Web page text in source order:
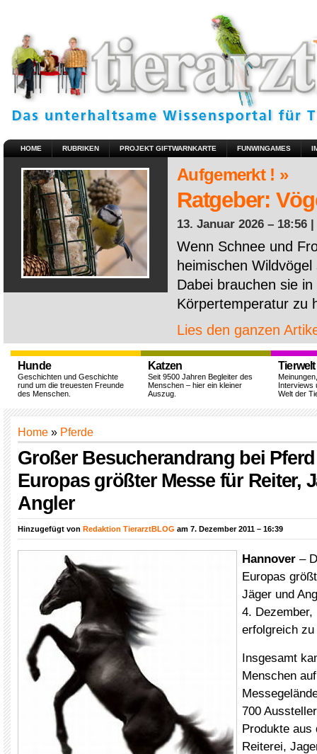
HOME RUBRIKEN PROJEKT GIFTWARNKARTE FUNWINGAMES
Aufgemerkt ! »
Ratgeber:
13. Januar 2026 – 18:56 |
Wenn Schnee und
heimischen
Dabei brauchen sie
Körpertemperatur zu
Lies den ganzen
Hunde
Geschichten und Geschichte
rund um die treuesten Freunde
des Menschen.
Katzen
Seit 9500 Jahren Begleiter des
Menschen – hier ein kleiner
Auszug.
Tierwelt
Interviews
Welt der
Home » Pferde
Großer Besucherandrang bei
Europas größter Messe für Reiter,
Angler
Hinzugefügt von Redaktion TierarztBLOG am 7. Dezember 2011 – 16:39
Hannover –
Europas
Jäger und
4. Dezember,
erfolgreich zu
Insgesamt
Menschen
700
Produkte aus
Reiterei,